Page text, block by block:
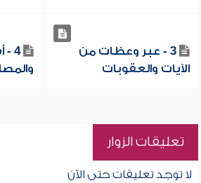
3 - عبر وعظات من
الآيات والعقوبات
4
تعليقات الزوار
لا توجد تعليقات حتى الآن